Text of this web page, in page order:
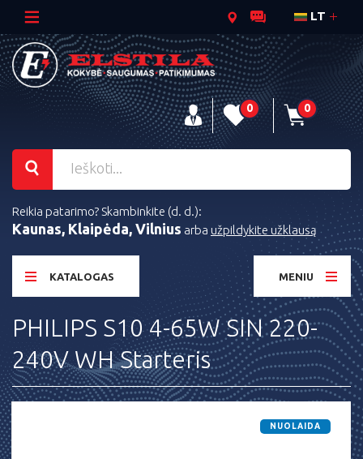
LT
0 0
Reikia patarimo? Skambinkite (d. d.):
Kaunas, Klaipėda, Vilnius arba užpildykite užklausą
KATALOGAS MENIU
PHILIPS S10 4-65W SIN 220-
240V WH Starteris
NUOLAIDA